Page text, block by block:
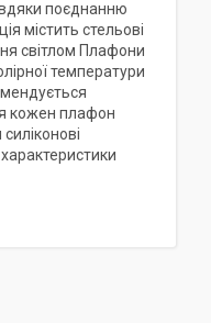
поєднанню
містить стельові
світлом Плафони
температури
кожен плафон